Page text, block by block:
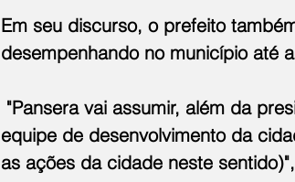
Em seu discurso, o prefeito
desempenhando no município até
"Pansera vai assumir, além da
equipe de desenvolvimento da
as ações da cidade neste